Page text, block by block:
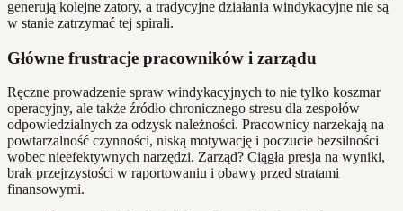
generują kolejne zatory, a tradycyjne działania windykacyjne nie są
w stanie zatrzymać tej spirali.
Główne frustracje pracowników i zarządu
Ręczne prowadzenie spraw windykacyjnych to nie tylko koszmar
operacyjny, ale także źródło chronicznego stresu dla zespołów
odpowiedzialnych za odzysk należności. Pracownicy narzekają na
powtarzalność czynności, niską motywację i poczucie bezsilności
wobec nieefektywnych narzędzi. Zarząd? Ciągła presja na wyniki,
brak przejrzystości w raportowaniu i obawy przed stratami
finansowymi.